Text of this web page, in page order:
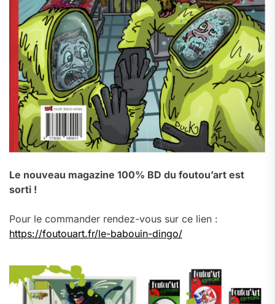
Le nouveau magazine 100% BD du foutou’art est
sorti !
Pour le commander rendez-vous sur ce lien :
https://foutouart.fr/le-babouin-dingo/